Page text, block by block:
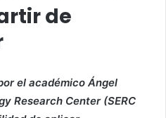
de
el académico Ángel
Research Center (SERC